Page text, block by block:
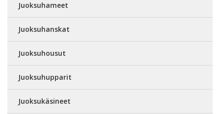
Juoksuhameet
Juoksuhanskat
Juoksuhousut
Juoksuhupparit
Juoksukäsineet